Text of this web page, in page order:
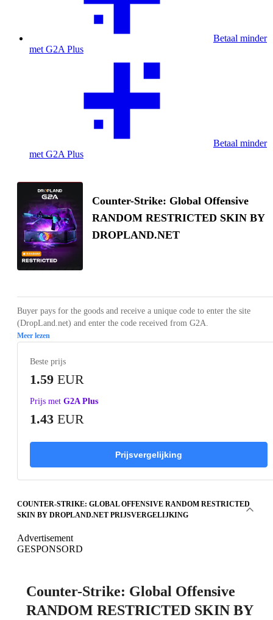
Betaal minder
met G2A Plus
Betaal minder
met G2A Plus
Counter-Strike: Global Offensive
RANDOM RESTRICTED SKIN BY
DROPLAND.NET
Buyer pays for the goods and receive a unique code to enter the site
(DropLand.net) and enter the code received from G2A.
Meer lezen
Beste prijs
1.59 EUR
Prijs met G2A Plus
1.43 EUR
Prijsvergelijking
COUNTER-STRIKE: GLOBAL OFFENSIVE RANDOM RESTRICTED
SKIN BY DROPLAND.NET PRIJSVERGELIJKING
Advertisement
GESPONSORD
Counter-Strike: Global Offensive
RANDOM RESTRICTED SKIN BY